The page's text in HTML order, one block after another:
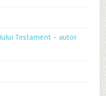
Testament – autor